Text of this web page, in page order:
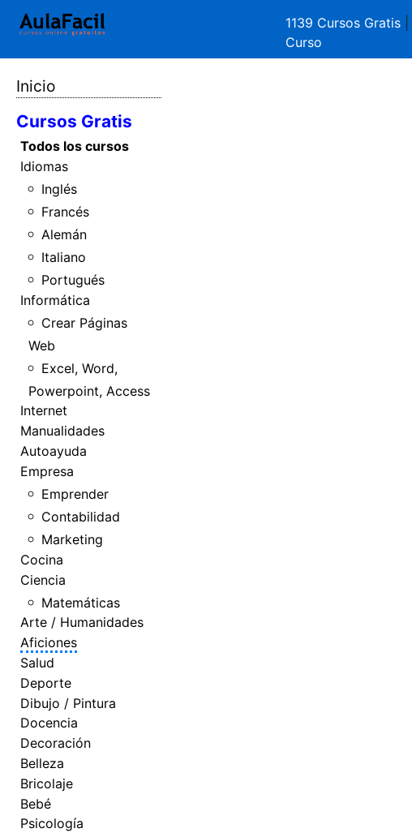
1139 Cursos Gratis
Curso
Inicio
Cursos Gratis
Todos los cursos
Idiomas
Inglés
Francés
Alemán
Italiano
Portugués
Informática
Crear Páginas
Web
Excel, Word,
Powerpoint, Access
Internet
Manualidades
Autoayuda
Empresa
Emprender
Contabilidad
Marketing
Cocina
Ciencia
Matemáticas
Arte / Humanidades
Aficiones
Salud
Deporte
Dibujo / Pintura
Docencia
Decoración
Belleza
Bricolaje
Bebé
Psicología